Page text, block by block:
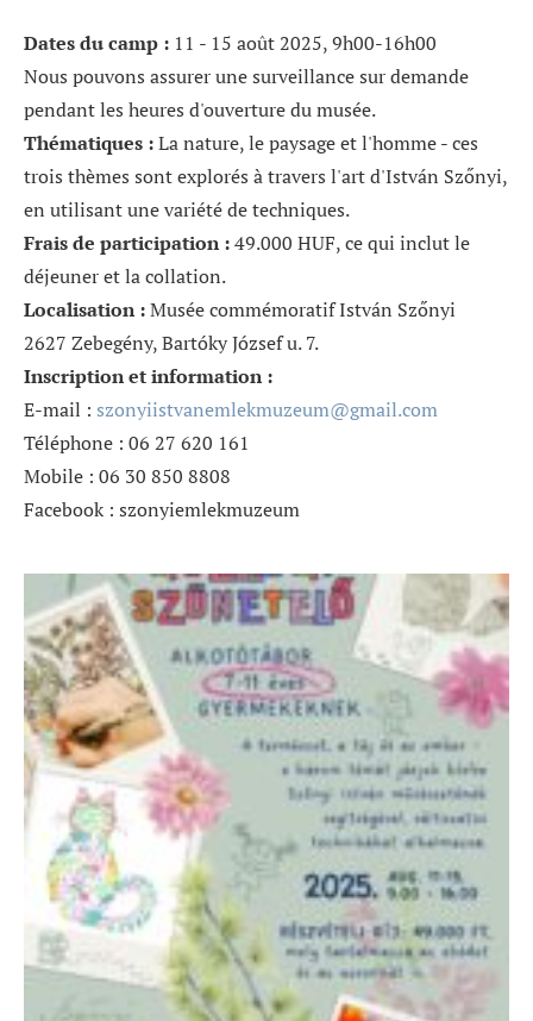
Dates du camp : 11 - 15 août 2025, 9h00-16h00
Nous pouvons assurer une surveillance sur demande
pendant les heures d'ouverture du musée.
Thématiques :La nature, le paysage et l'homme - ces
trois thèmes sont explorés à travers l'art d'István Szőnyi,
en utilisant une variété de techniques.
Frais de participation :49.000 HUF, ce qui inclut le
déjeuner et la collation.
Localisation :Musée commémoratif István Szőnyi
2627 Zebegény, Bartóky József u. 7.
Inscription et information :
E-mail : szonyiistvanemlekmuzeum@gmail.com
Téléphone : 06 27 620 161
Mobile : 06 30 850 8808
Facebook : szonyiemlekmuzeum